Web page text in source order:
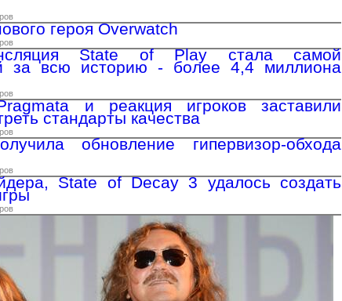
героя Overwatch
State of Play стала самой
за всю историю - более 4,4 миллиона
и реакция игроков заставили
стандарты качества
обновление гипервизор-обхода
State of Decay 3 удалось создать